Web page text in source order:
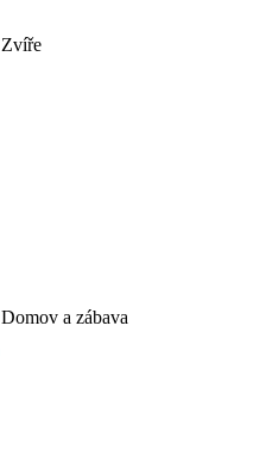
Zvíře
Domov a zábava